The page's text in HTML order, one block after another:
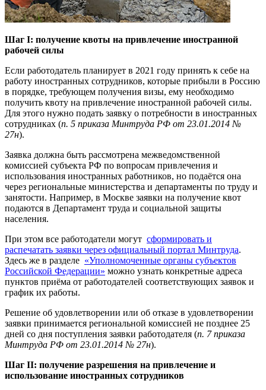
Шаг I: получение квоты на привлечение иностранной
рабочей силы
Если работодатель планирует в 2021 году принять к себе на
работу иностранных сотрудников, которые прибыли в Россию
в порядке, требующем получения визы, ему необходимо
получить квоту на привлечение иностранной рабочей силы.
Для этого нужно подать заявку о потребности в иностранных
сотрудниках (п. 5 приказа Минтруда РФ от 23.01.2014 №
27н).
Заявка должна быть рассмотрена межведомственной
комиссией субъекта РФ по вопросам привлечения и
использования иностранных работников, но подаётся она
через региональные министерства и департаменты по труду и
занятости. Например, в Москве заявки на получение квот
подаются в Департамент труда и социальной защиты
населения.
При этом все работодатели могут сформировать и
распечатать заявки через официальный портал Минтруда.
Здесь же в разделе «Уполномоченные органы субъектов
Российской Федерации» можно узнать конкретные адреса
пунктов приёма от работодателей соответствующих заявок и
график их работы.
Решение об удовлетворении или об отказе в удовлетворении
заявки принимается региональной комиссией не позднее 25
дней со дня поступления заявки работодателя (п. 7 приказа
Минтруда РФ от 23.01.2014 № 27н).
Шаг II: получение разрешения на привлечение и
использование иностранных сотрудников